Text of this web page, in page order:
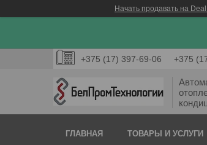
Начать продавать на
+375 (17) 397-69-06 +375
ГЛАВНАЯ ТОВАРЫ И УСЛУГИ